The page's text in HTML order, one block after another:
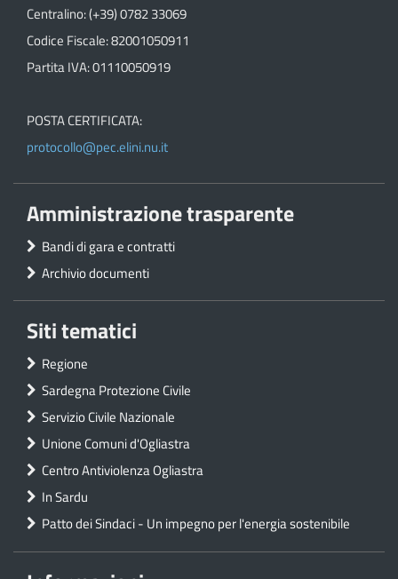
Centralino: (+39) 0782 33069
Codice Fiscale: 82001050911
Partita IVA: 01110050919
POSTA CERTIFICATA:
protocollo@pec.elini.nu.it
Amministrazione trasparente
Bandi di gara e contratti
Archivio documenti
Siti tematici
Regione
Sardegna Protezione Civile
Servizio Civile Nazionale
Unione Comuni d'Ogliastra
Centro Antiviolenza Ogliastra
In Sardu
Patto dei Sindaci - Un impegno per l'energia sostenibile